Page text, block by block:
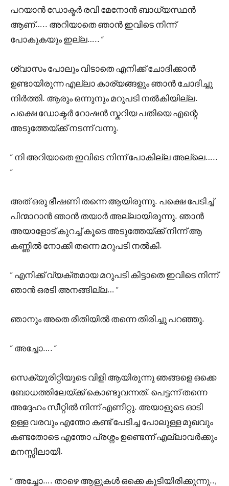
പറയാൻ ഡോക്ടർ രവി മേനോൻ ബാധ്യസ്ഥൻ
ആണ്….. അറിയാതെ ഞാൻ ഇവിടെ നിന്ന്
പോകുകയും ഇല്ല….. “
ശ്വാസം പോലും വിടാതെ എനിക്ക് ചോദിക്കാൻ
ഉണ്ടായിരുന്ന എല്ലാ കാര്യങ്ങളും ഞാൻ ചോദിച്ചു
നിർത്തി. ആരും ഒന്നുനും മറുപടി നൽകിയില്ല.
പക്ഷെ ഡോക്ടർ റോഷൻ സ്കറിയ പതിയെ എന്റെ
അടുത്തേയ്ക്ക് നടന്ന് വന്നു.
” നി അറിയാതെ ഇവിടെ നിന്ന് പോകില്ല അല്ലെ…..
“
അത് ഒരു ഭീഷണി തന്നെ ആയിരുന്നു. പക്ഷെ പേടിച്ച്
പിന്മാറാൻ ഞാൻ തയാർ അല്ലായിരുന്നു. ഞാൻ
അയാളോട് കുറച്ച് കൂടെ അടുത്തേയ്ക്ക് നിന്ന് ആ
കണ്ണിൽ നോക്കി തന്നെ മറുപടി നൽകി.
” എനിക്ക് വ്യക്തമായ മറുപടി കിട്ടാതെ ഇവിടെ നിന്ന്
ഞാൻ ഒരടി അനങ്ങില്ല… “
ഞാനും അതെ രീതിയിൽ തന്നെ തിരിച്ചു പറഞ്ഞു.
” അച്ചോ…. “
സെക്യൂരിറ്റിയുടെ വിളി ആയിരുന്നു ഞങ്ങളെ ഒക്കെ
ബോധത്തിലേയ്ക്ക് കൊണ്ടുവന്നത്. പെട്ടന്ന് തന്നെ
അദ്ദേഹം സീറ്റിൽ നിന്ന് എണീറ്റു. അയാളുടെ ഓടി
ഉള്ള വരവും എന്തോ കണ്ട് പേടിച്ച പോലുള്ള മുഖവും
കണ്ടതോടെ എന്തോ പ്രശ്നം ഉണ്ടെന്ന് എല്ലാവർക്കും
മനസ്സിലായി.
” അച്ചോ…. താഴെ ആളുകൾ ഒക്കെ കൂടിയിരിക്കുന്നു..,